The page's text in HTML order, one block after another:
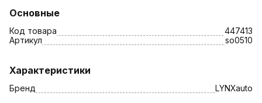
Основные
Код товара
447413
Артикул
so0510
Характеристики
Бренд LYNXauto